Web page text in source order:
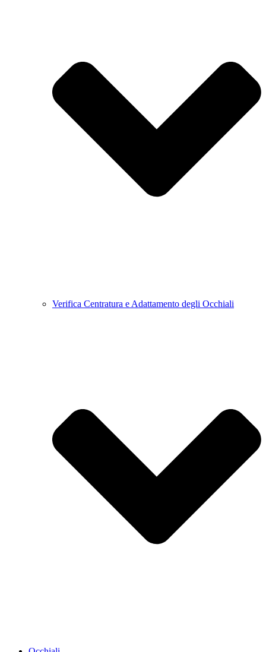
Verifica Centratura e Adattamento degli Occhiali